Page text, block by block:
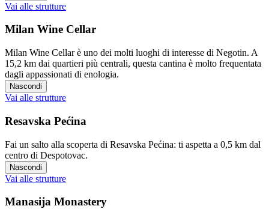
Vai alle strutture
Milan Wine Cellar
Milan Wine Cellar è uno dei molti luoghi di interesse di Negotin. A
15,2 km dai quartieri più centrali, questa cantina è molto frequentata
dagli appassionati di enologia.
Nascondi
Vai alle strutture
Resavska Pećina
Fai un salto alla scoperta di Resavska Pećina: ti aspetta a 0,5 km dal
centro di Despotovac.
Nascondi
Vai alle strutture
Manasija Monastery